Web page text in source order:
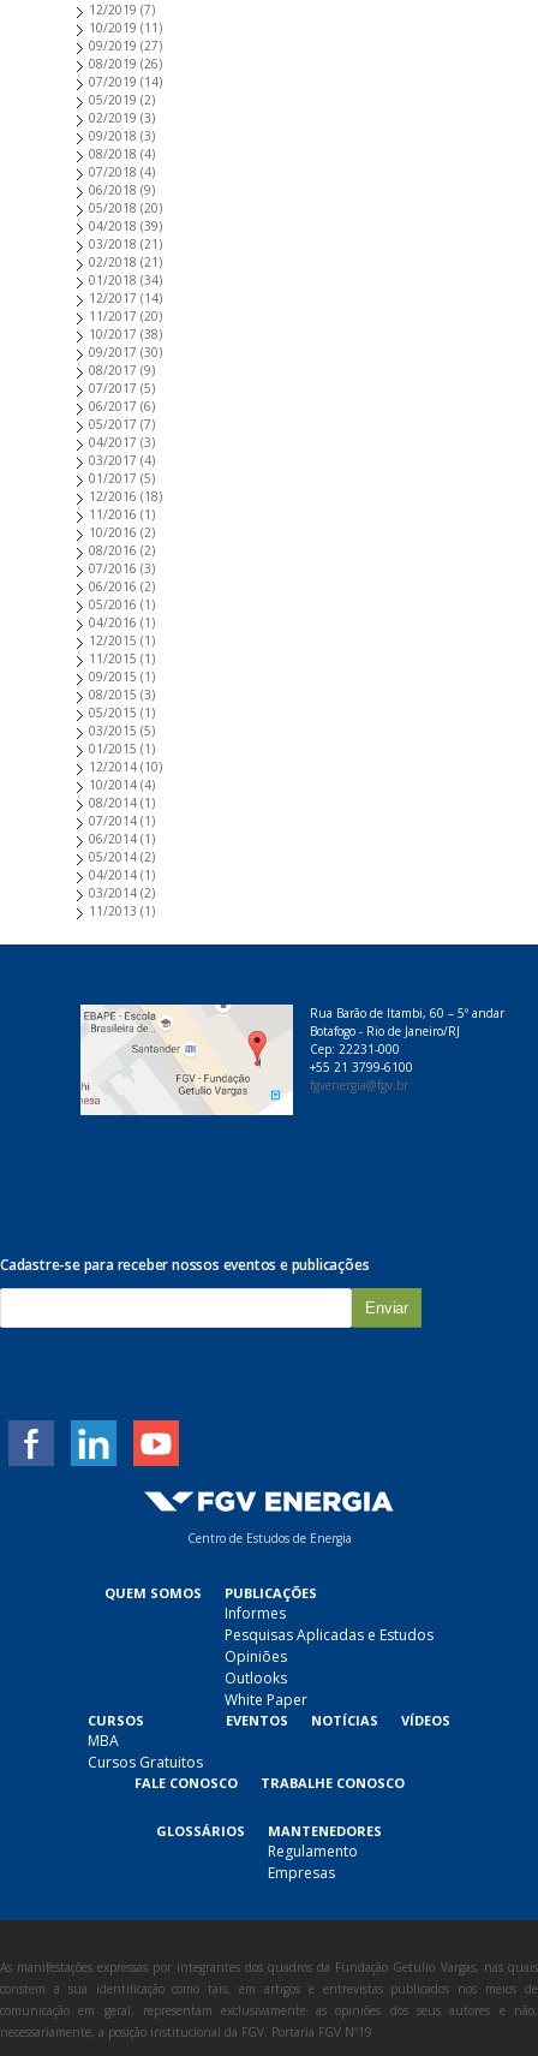
12/2019 (7)
10/2019 (11)
09/2019 (27)
08/2019 (26)
07/2019 (14)
05/2019 (2)
02/2019 (3)
09/2018 (3)
08/2018 (4)
07/2018 (4)
06/2018 (9)
05/2018 (20)
04/2018 (39)
03/2018 (21)
02/2018 (21)
01/2018 (34)
12/2017 (14)
11/2017 (20)
10/2017 (38)
09/2017 (30)
08/2017 (9)
07/2017 (5)
06/2017 (6)
05/2017 (7)
04/2017 (3)
03/2017 (4)
01/2017 (5)
12/2016 (18)
11/2016 (1)
10/2016 (2)
08/2016 (2)
07/2016 (3)
06/2016 (2)
05/2016 (1)
04/2016 (1)
12/2015 (1)
11/2015 (1)
09/2015 (1)
08/2015 (3)
05/2015 (1)
03/2015 (5)
01/2015 (1)
12/2014 (10)
10/2014 (4)
08/2014 (1)
07/2014 (1)
06/2014 (1)
05/2014 (2)
04/2014 (1)
03/2014 (2)
11/2013 (1)
Rua Barão de Itambi, 60 – 5º andar
Botafogo - Rio de Janeiro/RJ
Cep: 22231-000
+55 21 3799-6100
fgvenergia@fgv.br
Cadastre-se para receber nossos eventos e publicações
m
Centro de Estudos de Energia
QUEM SOMOS PUBLICAÇÕES
Informes
Pesquisas Aplicadas e Estudos
Opiniões
Outlooks
White Paper
CURSOS
MBA
Cursos Gratuitos
EVENTOS NOTÍCIAS VÍDEOS
FALE CONOSCO TRABALHE CONOSCO
GLOSSÁRIOS MANTENEDORES
Regulamento
Empresas
As manifestações expressas por integrantes dos quadros da Fundação Getulio Vargas, nas quais
constem a sua identificação como tais, em artigos e entrevistas publicados nos meios de
comunicação em geral, representam exclusivamente as opiniões dos seus autores e não,
necessariamente, a posição institucional da FGV. Portaria FGV Nº19